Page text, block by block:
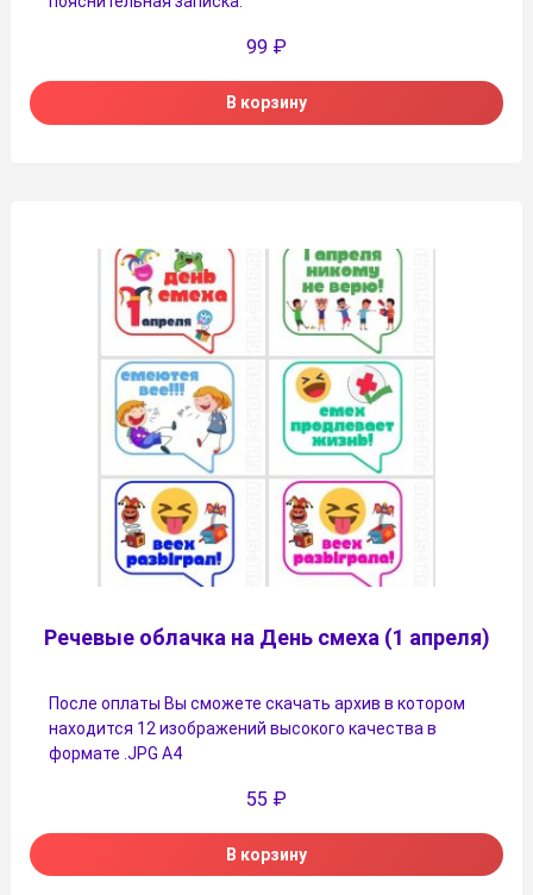
99 ₽
В корзину
Речевые облачка на День смеха (1 апреля)
После оплаты Вы сможете скачать архив в котором
находится 12 изображений высокого качества в
формате .JPG А4
55 ₽
В корзину